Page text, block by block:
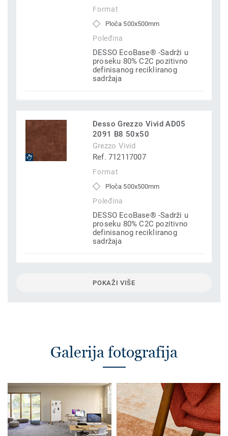
Format
Ploča 500x500mm
Poleđina
DESSO EcoBase® -Sadrži u
proseku 80% C2C pozitivno
definisanog recikliranog
sadržaja
Desso Grezzo Vivid AD05
2091 B8 50x50
Grezzo Vivid
Ref. 712117007
Format
Ploča 500x500mm
Poleđina
DESSO EcoBase® -Sadrži u
proseku 80% C2C pozitivno
definisanog recikliranog
sadržaja
POKAŽI VIŠE
Galerija fotografija